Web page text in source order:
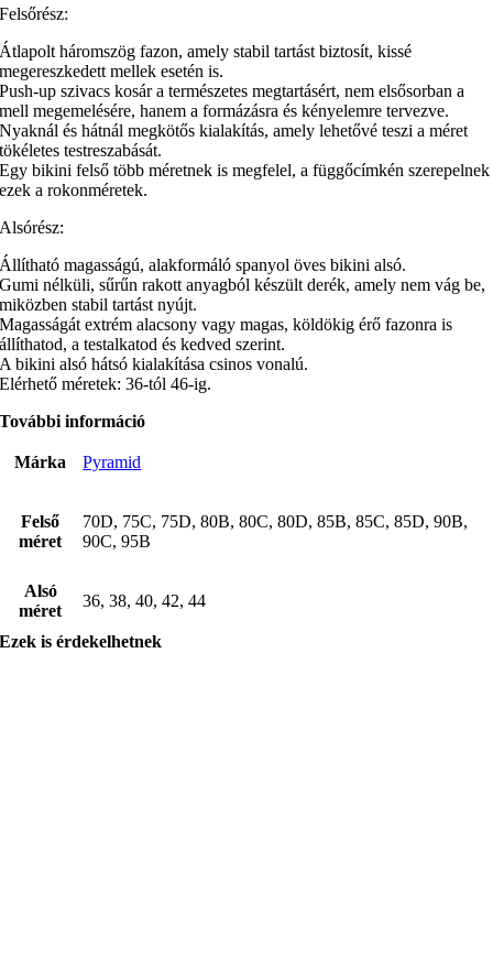
Felsőrész:
Átlapolt háromszög fazon, amely stabil tartást biztosít, kissé
megereszkedett mellek esetén is.
Push-up szivacs kosár a természetes megtartásért, nem elsősorban a
mell megemelésére, hanem a formázásra és kényelemre tervezve.
Nyaknál és hátnál megkötős kialakítás, amely lehetővé teszi a méret
tökéletes testreszabását.
Egy bikini felső több méretnek is megfelel, a függőcímkén szerepelnek
ezek a rokonméretek.
Alsórész:
Állítható magasságú, alakformáló spanyol öves bikini alsó.
Gumi nélküli, sűrűn rakott anyagból készült derék, amely nem vág be,
miközben stabil tartást nyújt.
Magasságát extrém alacsony vagy magas, köldökig érő fazonra is
állíthatod, a testalkatod és kedved szerint.
A bikini alsó hátsó kialakítása csinos vonalú.
Elérhető méretek: 36-tól 46-ig.
További információ
Márka Pyramid
Felső
méret
70D, 75C, 75D, 80B, 80C, 80D, 85B, 85C, 85D, 90B,
90C, 95B
Alsó
méret
36, 38, 40, 42, 44
Ezek is érdekelhetnek